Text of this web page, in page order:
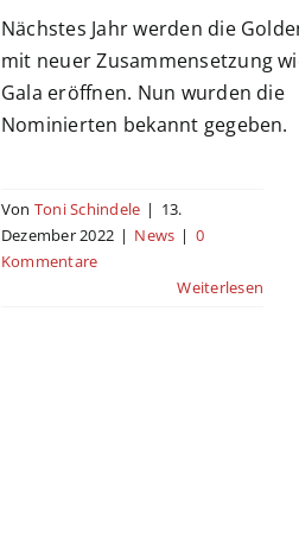
Nächstes Jahr werden die
mit neuer Zusammensetzung
Gala eröffnen. Nun wurden die
Nominierten bekannt gegeben.
Von Toni Schindele | 13.
Dezember 2022 | News | 0
Kommentare
Weiterlesen